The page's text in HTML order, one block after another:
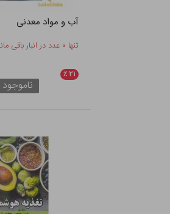
آب و مواد معدنی
تنها ۰ عدد در انبار باقی مانده
۲۱ ٪
ناموجود